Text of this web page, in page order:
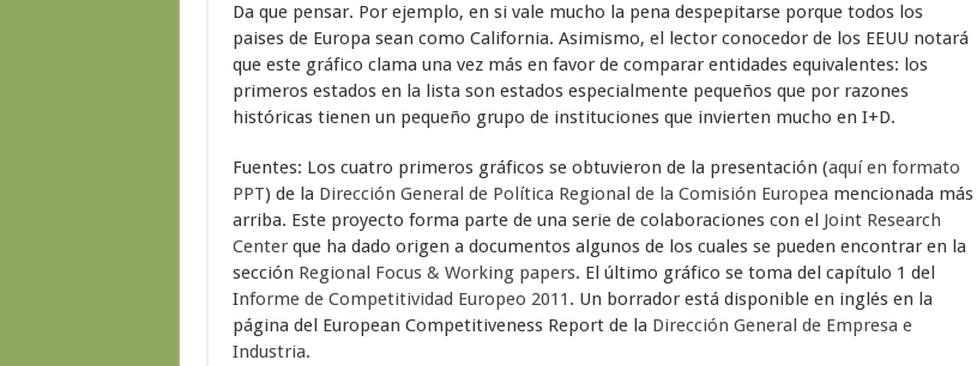
Da que pensar. Por ejemplo, en si vale mucho la pena despepitarse porque todos los
paises de Europa sean como California. Asimismo, el lector conocedor de los EEUU notará
que este gráfico clama una vez más en favor de comparar entidades equivalentes: los
primeros estados en la lista son estados especialmente pequeños que por razones
históricas tienen un pequeño grupo de instituciones que invierten mucho en I+D.
Fuentes: Los cuatro primeros gráficos se obtuvieron de la presentación (aquí en formato
PPT) de la Dirección General de Política Regional de la Comisión Europea mencionada más
arriba. Este proyecto forma parte de una serie de colaboraciones con el Joint Research
Centerque ha dado origen a documentos algunos de los cuales se pueden encontrar en la
sección Regional Focus & Working papers. El último gráfico se toma del capítulo 1 del
Informe de Competitividad Europeo 2011 . Un borrador está disponible en inglés en la
página del European Competitiveness Report de la Dirección General de Empresa e
Industria.